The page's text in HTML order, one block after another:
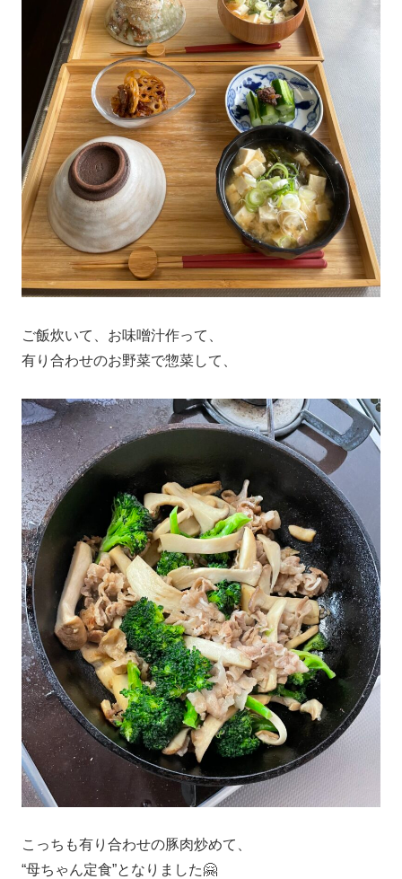
ご飯炊いて、お味噌汁作って、
有り合わせのお野菜で惣菜して、
こっちも有り合わせの豚肉炒めて、
“母ちゃん定食”となりました🤗